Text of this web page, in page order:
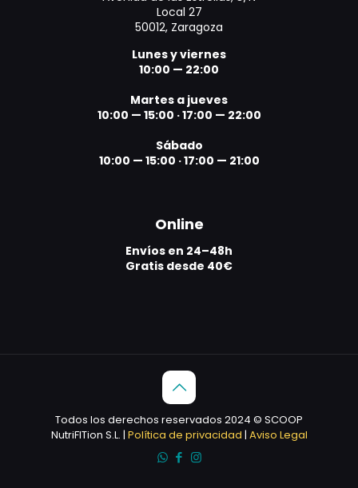
Local 27
50012, Zaragoza
Lunes y viernes
10:00 — 22:00
Martes a jueves
10:00 — 15:00 ·17:00 — 22:00
Sábado
10:00 — 15:00 ·17:00 — 21:00
Online
Envíos en 24–48h
Gratis desde 40€
Todos los derechos reservados 2024 © SCOOP
NutriFITion S.L. | Política de privacidad | Aviso Legal